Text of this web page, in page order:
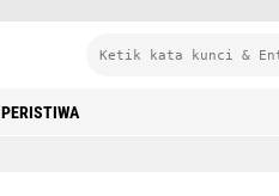
PERISTIWA